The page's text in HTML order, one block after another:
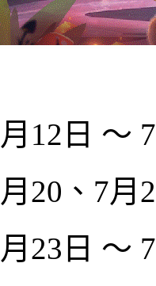
月 12 日 ～ 7
月 20 、 7月
月 23 日 ～ 7